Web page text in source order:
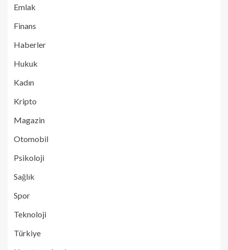
Emlak
Finans
Haberler
Hukuk
Kadın
Kripto
Magazin
Otomobil
Psikoloji
Sağlık
Spor
Teknoloji
Türkiye